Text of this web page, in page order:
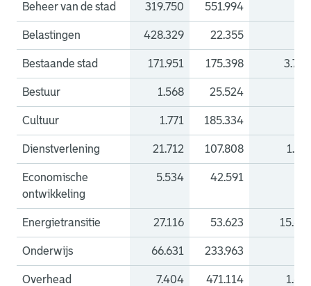
Beheer van de stad 319.750 551.994
Belastingen 428.329 22.355
Bestaande stad 171.951 175.398 3.700
Bestuur 1.568 25.524
Cultuur 1.771 185.334
Dienstverlening 21.712 107.808 1.477
Economische
ontwikkeling
5.534 42.591
Energietransitie 27.116 53.623 15.670
Onderwijs 66.631 233.963
Overhead 7.404 471.114 1.670